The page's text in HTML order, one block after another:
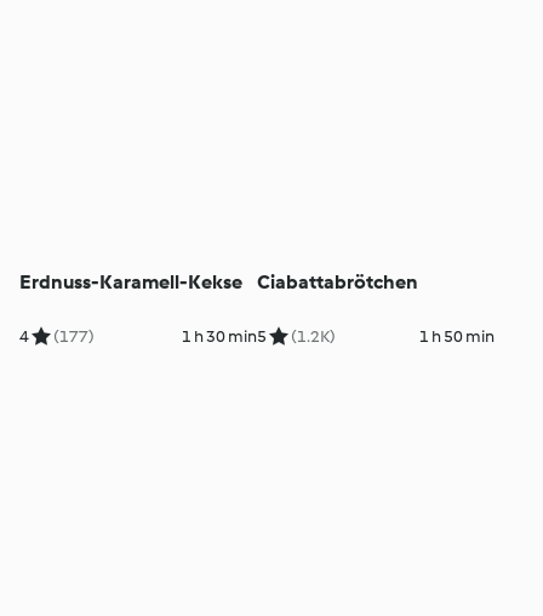
Erdnuss-Karamell-Kekse
4 (177) 1 h 30 min
Ciabattabrötchen
5 (1.2K) 1 h 50 min